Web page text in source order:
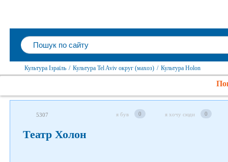
Культура Ізраїль / Культура Tel Aviv округ (махоз) / Культура Holon
5307 я був 0 я хочу сюди 0
Театр Холон